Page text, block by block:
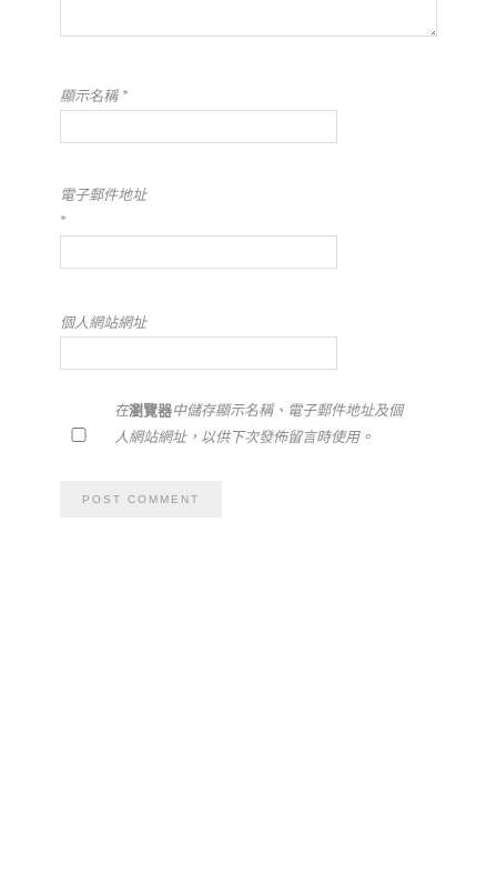
顯示名稱 *
電子郵件地址
*
個人網站網址
在瀏覽器中儲存顯示名稱、電子郵件地址及個
人網站網址，以供下次發佈留言時使用。